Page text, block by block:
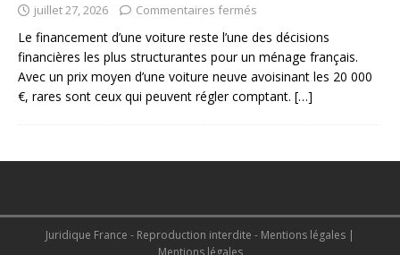
juillet 27, 2026 Commentaires fermés
Le financement d’une voiture reste l’une des décisions
financières les plus structurantes pour un ménage français.
Avec un prix moyen d’une voiture neuve avoisinant les 20 000
€, rares sont ceux qui peuvent régler comptant. […]
Juridique France - Reproduction interdite - Mentions légales |
Mentions légales